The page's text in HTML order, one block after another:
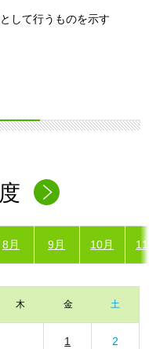
して行うものを示す
8月 9月 10月
木 金 土
1 2